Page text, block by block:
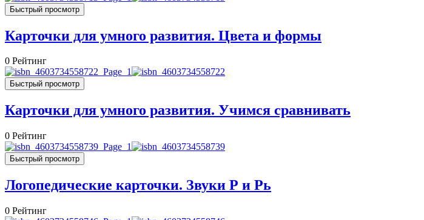
Быстрый просмотр
Карточки для умного развития. Цвета и формы
0 Рейтинг
Быстрый просмотр
Карточки для умного развития. Учимся сравнивать
0 Рейтинг
Быстрый просмотр
Логопедические карточки. Звуки Р и Рь
0 Рейтинг